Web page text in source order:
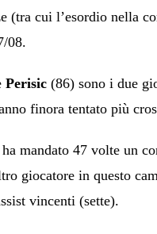
(tra cui l’esordio nella
08.
Perisic (86) sono i due
finora tentato più
mandato 47 volte un
giocatore in questo
vincenti (sette).